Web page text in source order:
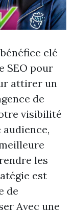
clé
SEO pour
attirer un
de
visibilité
les
est
de
Avec une